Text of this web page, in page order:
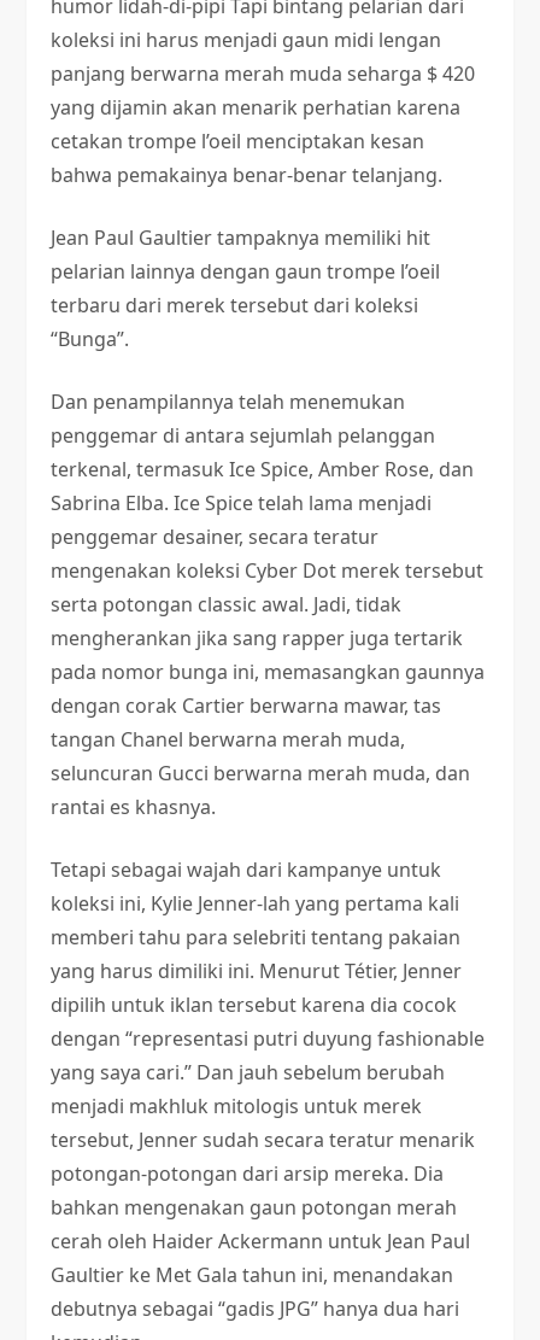
humor lidah-di-pipi Tapi bintang pelarian dari
koleksi ini harus menjadi gaun midi lengan
panjang berwarna merah muda seharga $ 420
yang dijamin akan menarik perhatian karena
cetakan trompe l’oeil menciptakan kesan
bahwa pemakainya benar-benar telanjang.
Jean Paul Gaultier tampaknya memiliki hit
pelarian lainnya dengan gaun trompe l’oeil
terbaru dari merek tersebut dari koleksi
“Bunga”.
Dan penampilannya telah menemukan
penggemar di antara sejumlah pelanggan
terkenal, termasuk Ice Spice, Amber Rose, dan
Sabrina Elba. Ice Spice telah lama menjadi
penggemar desainer, secara teratur
mengenakan koleksi Cyber ​​Dot merek tersebut
serta potongan classic awal. Jadi, tidak
mengherankan jika sang rapper juga tertarik
pada nomor bunga ini, memasangkan gaunnya
dengan corak Cartier berwarna mawar, tas
tangan Chanel berwarna merah muda,
seluncuran Gucci berwarna merah muda, dan
rantai es khasnya.
Tetapi sebagai wajah dari kampanye untuk
koleksi ini, Kylie Jenner-lah yang pertama kali
memberi tahu para selebriti tentang pakaian
yang harus dimiliki ini. Menurut Tétier, Jenner
dipilih untuk iklan tersebut karena dia cocok
dengan “representasi putri duyung fashionable
yang saya cari.” Dan jauh sebelum berubah
menjadi makhluk mitologis untuk merek
tersebut, Jenner sudah secara teratur menarik
potongan-potongan dari arsip mereka. Dia
bahkan mengenakan gaun potongan merah
cerah oleh Haider Ackermann untuk Jean Paul
Gaultier ke Met Gala tahun ini, menandakan
debutnya sebagai “gadis JPG” hanya dua hari